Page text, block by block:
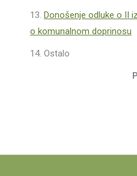
13. Donošenje odluke o II
o komunalnom doprinosu
14. Ostalo